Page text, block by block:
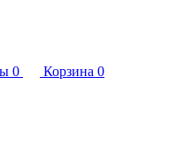
0 Корзина 0